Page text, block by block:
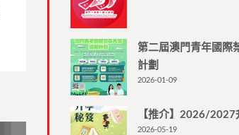
第二屆澳門青年國際
計劃
2026-01-09
【推介】2026/2027
2026-05-19